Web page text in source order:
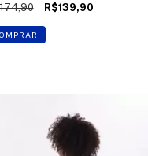
R$139,90